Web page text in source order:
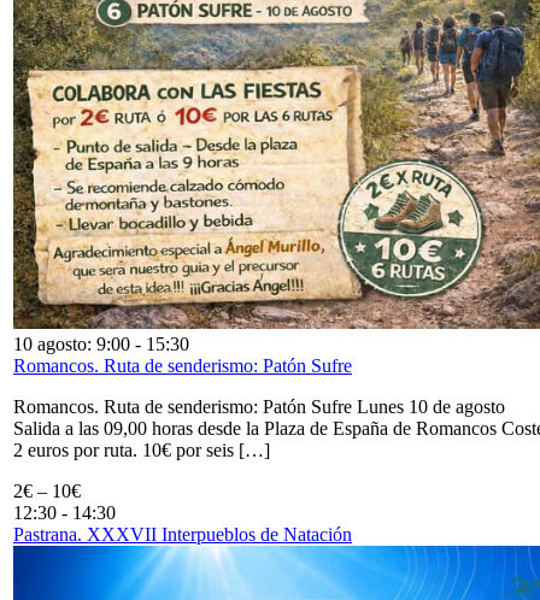
10 agosto: 9:00 - 15:30
Romancos. Ruta de senderismo: Patón Sufre
Romancos. Ruta de senderismo: Patón Sufre Lunes 10 de agosto
Salida a las 09,00 horas desde la Plaza de España de Romancos
2 euros por ruta. 10€ por seis […]
2€ – 10€
12:30 - 14:30
Pastrana. XXXVII Interpueblos de Natación